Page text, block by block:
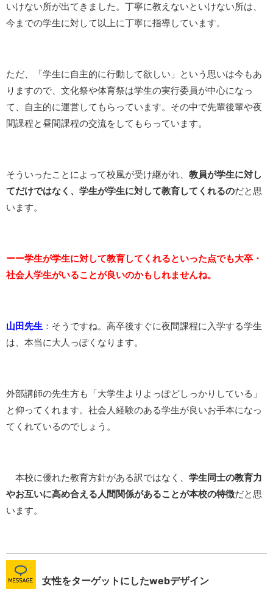
いけない所が出てきました。丁寧に教えないといけない所は、
今までの学生に対して以上に丁寧に指導しています。
ただ、「学生に自主的に行動して欲しい」という思いは今もあ
りますので、文化祭や体育祭は学生の実行委員が中心になっ
て、自主的に運営してもらっています。その中で先輩後輩や夜
間課程と昼間課程の交流をしてもらっています。
そういったことによって校風が受け継がれ、 教員が学生に対し
てだけではなく、学生が学生に対して教育してくれるのだと思
います。
ーー学生が学生に対して教育してくれるといった点でも大卒・
社会人学生がいることが良いのかもしれませんね。
山田先生 ：そうですね。高卒後すぐに夜間課程に入学する学生
は、本当に大人っぽくなります。
外部講師の先生方も「大学生よりよっぽどしっかりしている」
と仰ってくれます。社会人経験のある学生が良いお手本になっ
てくれているのでしょう。
本校に優れた教育方針がある訳ではなく、 学生同士の教育力
やお互いに高め合える人間関係があることが本校の特徴だと思
います。
女性をターゲットにしたwebデザイン